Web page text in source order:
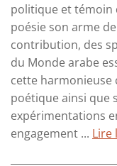
politique et témoin
poésie son arme
contribution, des
du Monde arabe
cette
poétique ainsi que
expérimentations
engagement ... Lire